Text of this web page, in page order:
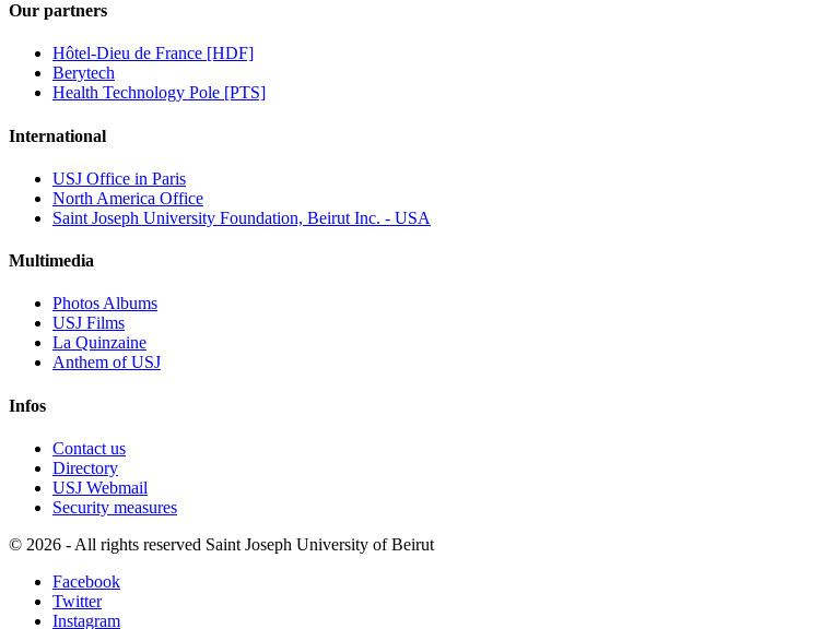
Our partners
Hôtel-Dieu de France [HDF]
Berytech
Health Technology Pole [PTS]
International
USJ Office in Paris
North America Office
Saint Joseph University Foundation, Beirut Inc. - USA
Multimedia
Photos Albums
USJ Films
La Quinzaine
Anthem of USJ
Infos
Contact us
Directory
USJ Webmail
Security measures
© 2026 - All rights reserved Saint Joseph University of Beirut
Facebook
Twitter
Instagram